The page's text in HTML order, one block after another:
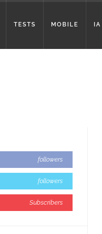
TESTS MOBILE IA
followers
followers
Subscribers